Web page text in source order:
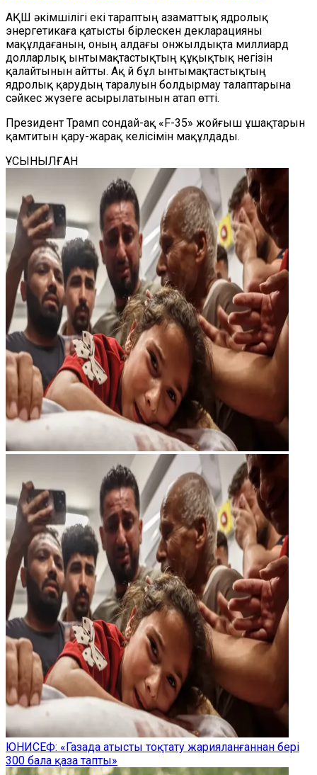
АҚШ әкімшілігі екі тараптың азаматтық ядролық
энергетикаға қатысты бірлескен декларацияны
мақұлдағанын, оның алдағы онжылдықта миллиард
долларлық ынтымақтастықтың құқықтық негізін
қалайтынын айтты. Ақ Үй бұл ынтымақтастықтың
ядролық қарудың таралуын болдырмау талаптарына
сәйкес жүзеге асырылатынын атап өтті.
Президент Трамп сондай-ақ «F-35» жойғыш ұшақтарын
қамтитын қару-жарақ келісімін мақұлдады.
ҰСЫНЫЛҒАН
ЮНИСЕФ: «Газада атысты тоқтату жарияланғаннан бері
300 бала қаза тапты»